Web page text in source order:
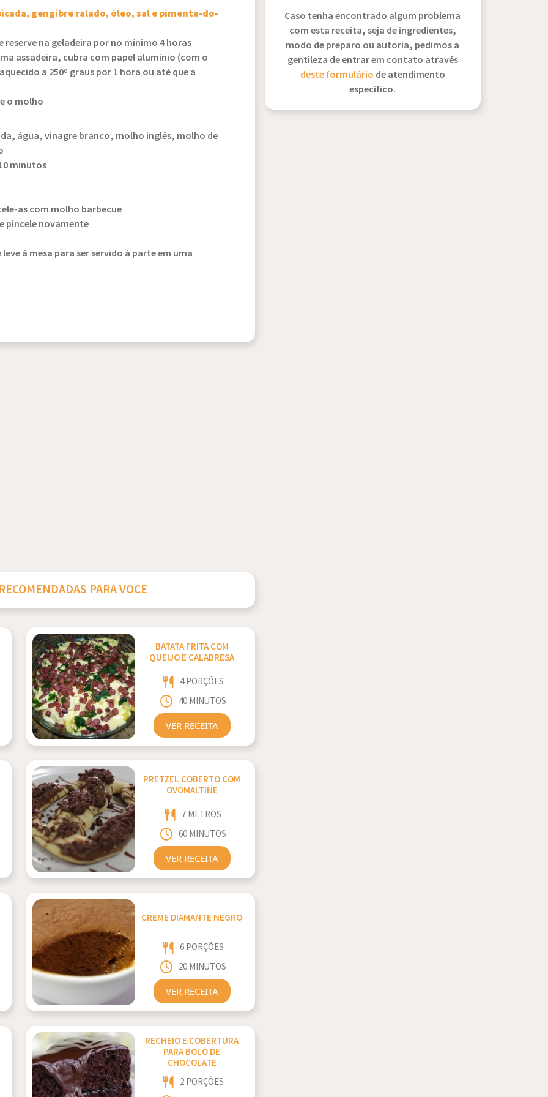
gengibre ralado, óleo, sal e pimenta-do-
na geladeira por no mínimo 4 horas
assadeira, cubra com papel alumínio (com o
a 250º graus por 1 hora ou até que a
o molho
água, vinagre branco, molho inglês, molho de
minutos
as com molho barbecue
pincele novamente
à mesa para ser servido à parte em uma
PARA VOCE
BATATA FRITA COM
QUEIJO E CALABRESA
4 PORÇÕES
40 MINUTOS
VER RECEITA
PRETZEL COBERTO COM
OVOMALTINE
7 METROS
60 MINUTOS
VER RECEITA
CREME DIAMANTE NEGRO
6 PORÇÕES
20 MINUTOS
VER RECEITA
RECHEIO E COBERTURA
PARA BOLO DE
CHOCOLATE
2 PORÇÕES
Caso tenha encontrado algum problema
com esta receita, seja de ingredientes,
modo de preparo ou autoria, pedimos a
gentileza de entrar em contato através
deste formulário de atendimento
específico.